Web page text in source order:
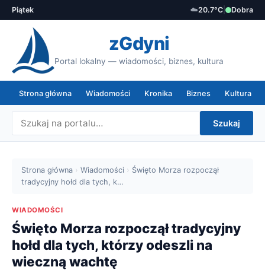
Piątek ☁️20.7°C Dobra
zGdyni
Portal lokalny — wiadomości, biznes, kultura
Strona główna Wiadomości Kronika Biznes Kultura
Szukaj
Strona główna › Wiadomości › Święto Morza rozpoczął
tradycyjny hołd dla tych, k…
WIADOMOŚCI
Święto Morza rozpoczął tradycyjny
hołd dla tych, którzy odeszli na
wieczną wachtę